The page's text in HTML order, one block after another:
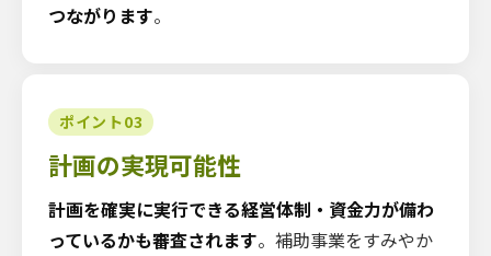
つながります。
ポイント03
計画の実現可能性
計画を確実に実行できる経営体制・資金力が備わ
っているかも審査されます。補助事業をすみやか